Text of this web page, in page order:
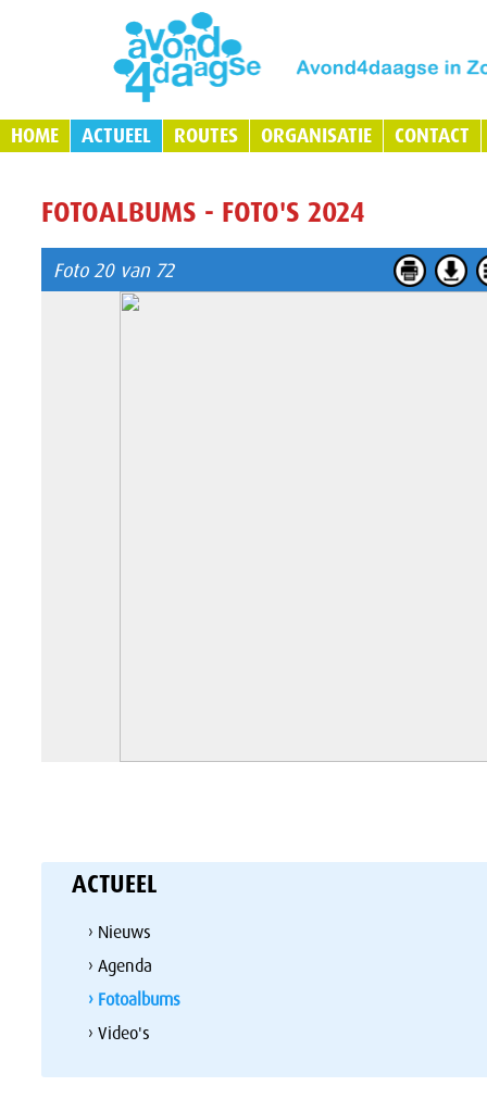
HOME ACTUEEL ROUTES ORGANISATIE CONTACT
FOTOALBUMS - FOTO'S 2024
Foto 20 van 72
ACTUEEL
› Nieuws
› Agenda
› Fotoalbums
› Video's